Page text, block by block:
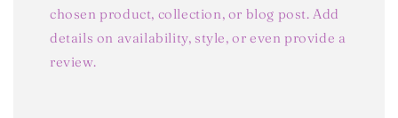
chosen product, collection, or blog post. Add
details on availability, style, or even provide a
review.